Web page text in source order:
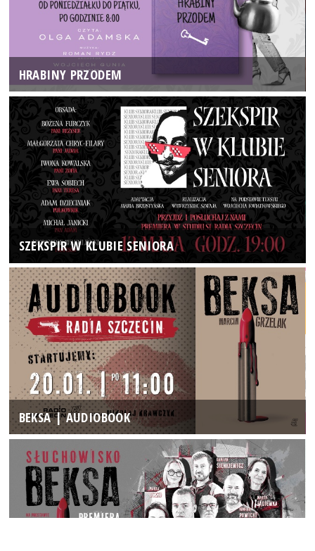
HRABINY PRZODEM
SZEKSPIR W KLUBIE SENIORA
BEKSA | AUDIOBOOK